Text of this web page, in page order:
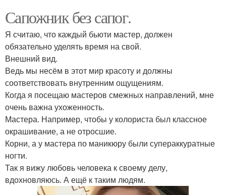
Сапожник без сапог.
Я считаю, что каждый бьюти мастер, должен
обязательно уделять время на свой.
Внешний вид.
Ведь мы несём в этот мир красоту и должны
соответствовать внутренним ощущениям.
Когда я посещаю мастеров смежных направлений, мне
очень важна ухоженность.
Мастера. Например, чтобы у колориста был классное
окрашивание, а не отросшие.
Корни, а у мастера по маникюру были супераккуратные
ногти.
Так я вижу любовь человека к своему делу,
вдохновляюсь. А ещё к таким людям.